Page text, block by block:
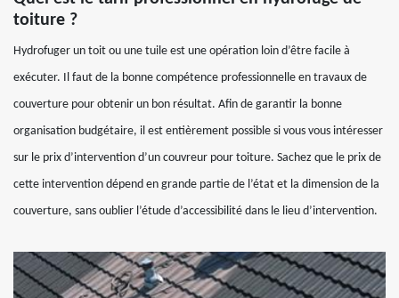
toiture ?
Hydrofuger un toit ou une tuile est une opération loin d’être facile à
exécuter. Il faut de la bonne compétence professionnelle en travaux de
couverture pour obtenir un bon résultat. Afin de garantir la bonne
organisation budgétaire, il est entièrement possible si vous vous intéresser
sur le prix d’intervention d’un couvreur pour toiture. Sachez que le prix de
cette intervention dépend en grande partie de l’état et la dimension de la
couverture, sans oublier l’étude d’accessibilité dans le lieu d’intervention.